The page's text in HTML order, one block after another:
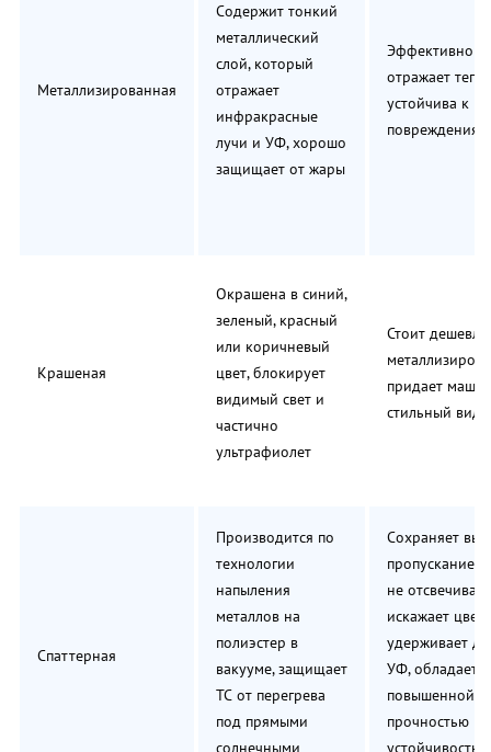
Металлизированная
Содержит тонкий
металлический
слой, который
отражает
инфракрасные
лучи и УФ, хорошо
защищает от жары
Эффективно
отражает
устойчива к
повреждениям
Крашеная
Окрашена в синий,
зеленый, красный
или коричневый
цвет, блокирует
видимый свет и
частично
ультрафиолет
Стоит дешевле
придает
стильный вид
Спаттерная
Производится по
технологии
напыления
металлов на
полиэстер в
вакууме, защищает
ТС от перегрева
под прямыми
солнечными
Сохраняет
пропускание
не
искажает
удерживает
УФ, обладает
повышенной
прочностью и